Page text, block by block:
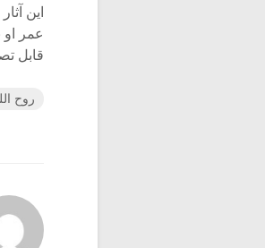
این
عمر او
قابل
روح